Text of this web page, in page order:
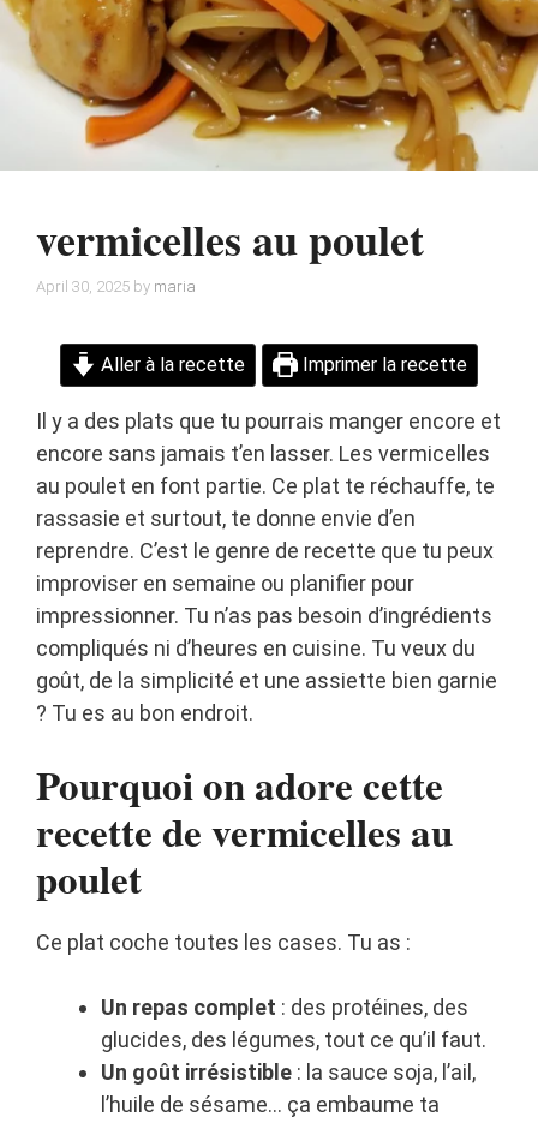
vermicelles au poulet
April 30, 2025 by maria
Aller à la recette Imprimer la recette
Il y a des plats que tu pourrais manger encore et
encore sans jamais t’en lasser. Les vermicelles
au poulet en font partie. Ce plat te réchauffe, te
rassasie et surtout, te donne envie d’en
reprendre. C’est le genre de recette que tu peux
improviser en semaine ou planifier pour
impressionner. Tu n’as pas besoin d’ingrédients
compliqués ni d’heures en cuisine. Tu veux du
goût, de la simplicité et une assiette bien garnie
? Tu es au bon endroit.
Pourquoi on adore cette
recette de vermicelles au
poulet
Ce plat coche toutes les cases. Tu as :
Un repas complet : des protéines, des
glucides, des légumes, tout ce qu’il faut.
Un goût irrésistible : la sauce soja, l’ail,
l’huile de sésame… ça embaume ta